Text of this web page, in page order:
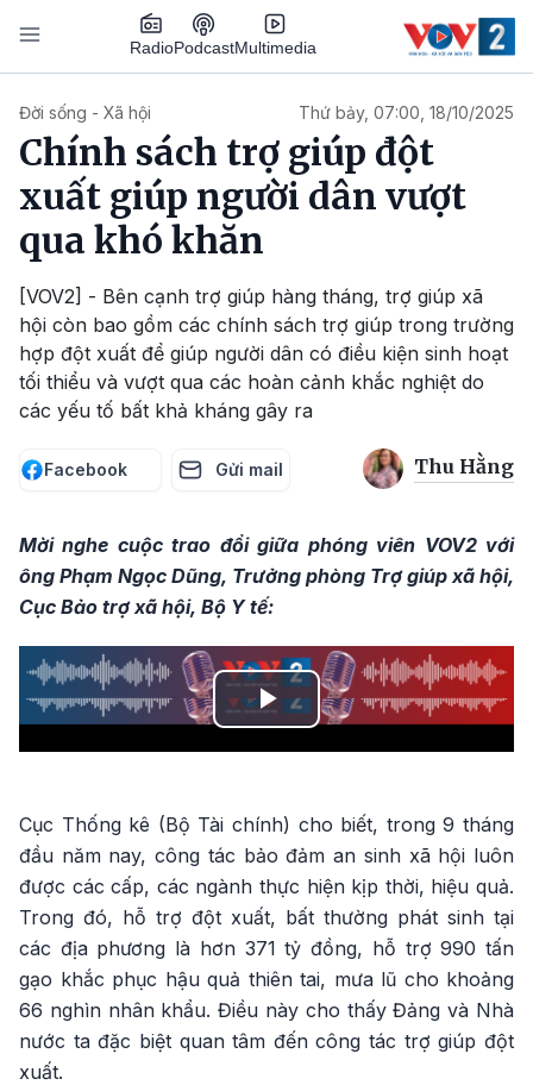
Nhảy đến nội dung
RadioPodcastMultimedia
Đời sống - Xã hội Thứ bảy, 07:00, 18/10/2025
Chính sách trợ giúp đột
xuất giúp người dân vượt
qua khó khăn
[VOV2] - Bên cạnh trợ giúp hàng tháng, trợ giúp xã
hội còn bao gồm các chính sách trợ giúp trong trường
hợp đột xuất để giúp người dân có điều kiện sinh hoạt
tối thiểu và vượt qua các hoàn cảnh khắc nghiệt do
các yếu tố bất khả kháng gây ra
Facebook Gửi mail Thu Hằng
Mời nghe cuộc trao đổi giữa phóng viên VOV2 với
ông Phạm Ngọc Dũng, Trưởng phòng Trợ giúp xã hội,
Cục Bảo trợ xã hội, Bộ Y tế:
Play
Cục Thống kê (Bộ Tài chính) cho biết, trong 9 tháng
đầu năm nay, công tác bảo đảm an sinh xã hội luôn
được các cấp, các ngành thực hiện kịp thời, hiệu quả.
Trong đó, hỗ trợ đột xuất, bất thường phát sinh tại
các địa phương là hơn 371 tỷ đồng, hỗ trợ 990 tấn
gạo khắc phục hậu quả thiên tai, mưa lũ cho khoảng
66 nghìn nhân khẩu. Điều này cho thấy Đảng và Nhà
nước ta đặc biệt quan tâm đến công tác trợ giúp đột
xuất.